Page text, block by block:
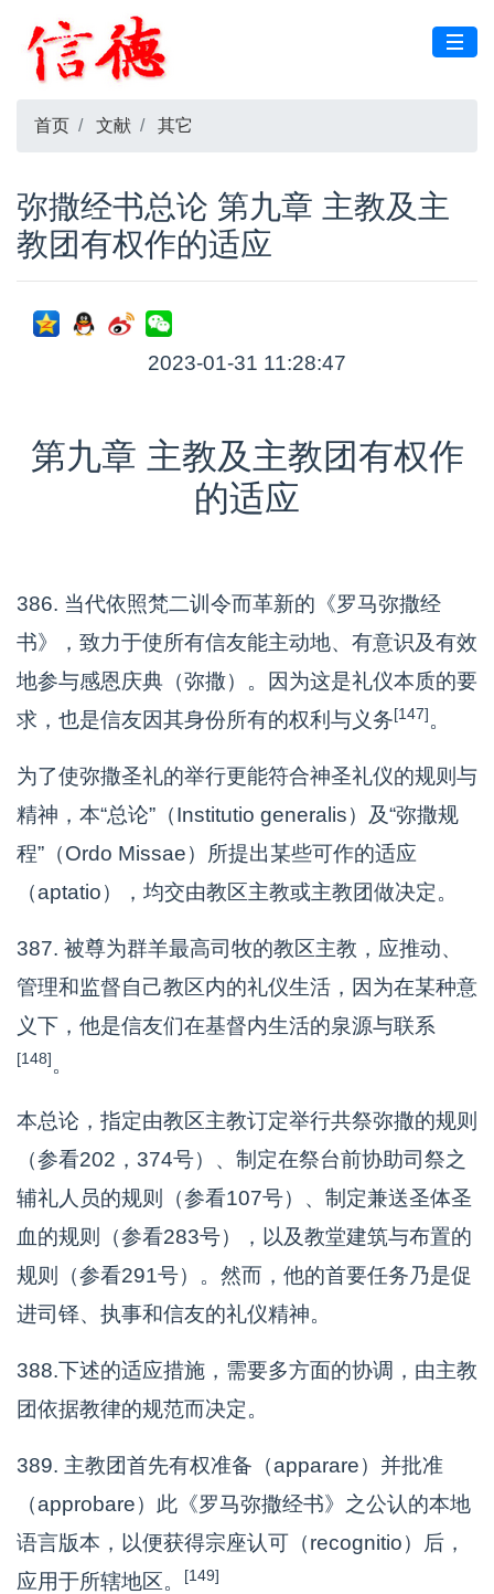
首页 文献 其它
弥撒经书总论 第九章 主教及主
教团有权作的适应
2023-01-31 11:28:47
第九章 主教及主教团有权作
的适应
386. 当代依照梵二训令而革新的《罗马弥撒经
书》，致力于使所有信友能主动地、有意识及有效
地参与感恩庆典（弥撒）。因为这是礼仪本质的要
求，也是信友因其身份所有的权利与义务[147]。
为了使弥撒圣礼的举行更能符合神圣礼仪的规则与
精神，本“总论”（Institutio generalis）及“弥撒规
程”（Ordo Missae）所提出某些可作的适应
（aptatio），均交由教区主教或主教团做决定。
387. 被尊为群羊最高司牧的教区主教，应推动、
管理和监督自己教区内的礼仪生活，因为在某种意
义下，他是信友们在基督内生活的泉源与联系
[148]。
本总论，指定由教区主教订定举行共祭弥撒的规则
（参看202，374号）、制定在祭台前协助司祭之
辅礼人员的规则（参看107号）、制定兼送圣体圣
血的规则（参看283号），以及教堂建筑与布置的
规则（参看291号）。然而，他的首要任务乃是促
进司铎、执事和信友的礼仪精神。
388.下述的适应措施，需要多方面的协调，由主教
团依据教律的规范而决定。
389. 主教团首先有权准备（apparare）并批准
（approbare）此《罗马弥撒经书》之公认的本地
语言版本，以便获得宗座认可（recognitio）后，
应用于所辖地区。
[149]